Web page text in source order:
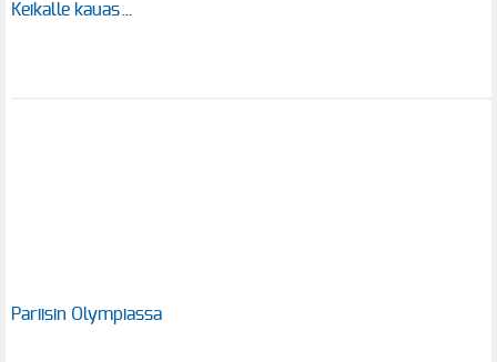
Keikalle kauas…
Pariisin Olympiassa